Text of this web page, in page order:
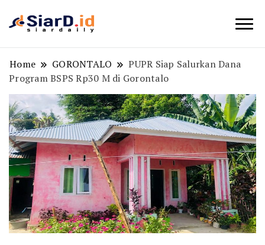
Home GORONTALO
PUPR Siap Salurkan Dana
Program BSPS Rp30 M di Gorontalo